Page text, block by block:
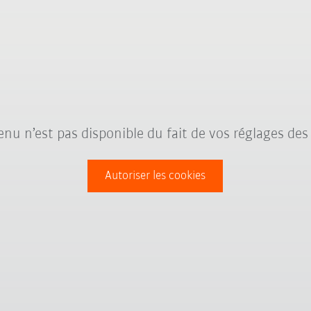
n’est pas disponible du fait de vos réglages
Autoriser les cookies